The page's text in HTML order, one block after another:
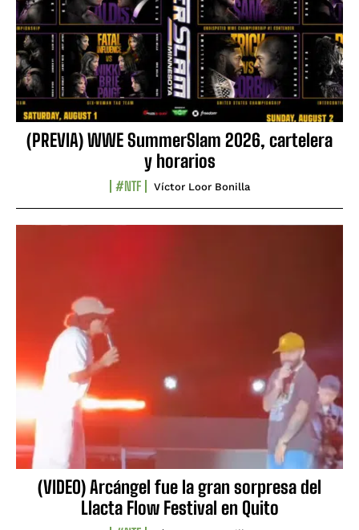
(PREVIA) WWE SummerSlam 2026, cartelera
y horarios
#NTF Víctor Loor Bonilla
(VIDEO) Arcángel fue la gran sorpresa del
Llacta Flow Festival en Quito